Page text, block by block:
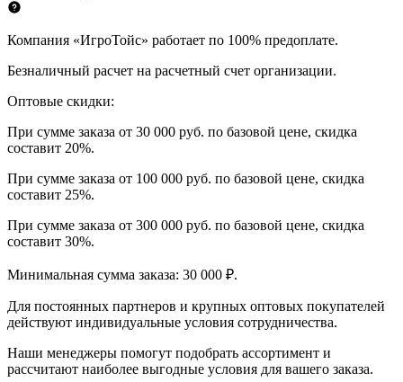
Компания «ИгроТойс» работает по 100% предоплате.
Безналичный расчет на расчетный счет организации.
Оптовые скидки:
При сумме заказа от 30 000 руб. по базовой цене, скидка
составит 20%.
При сумме заказа от 100 000 руб. по базовой цене, скидка
составит 25%.
При сумме заказа от 300 000 руб. по базовой цене, скидка
составит 30%.
Минимальная сумма заказа: 30 000 ₽.
Для постоянных партнеров и крупных оптовых покупателей
действуют индивидуальные условия сотрудничества.
Наши менеджеры помогут подобрать ассортимент и
рассчитают наиболее выгодные условия для вашего заказа.